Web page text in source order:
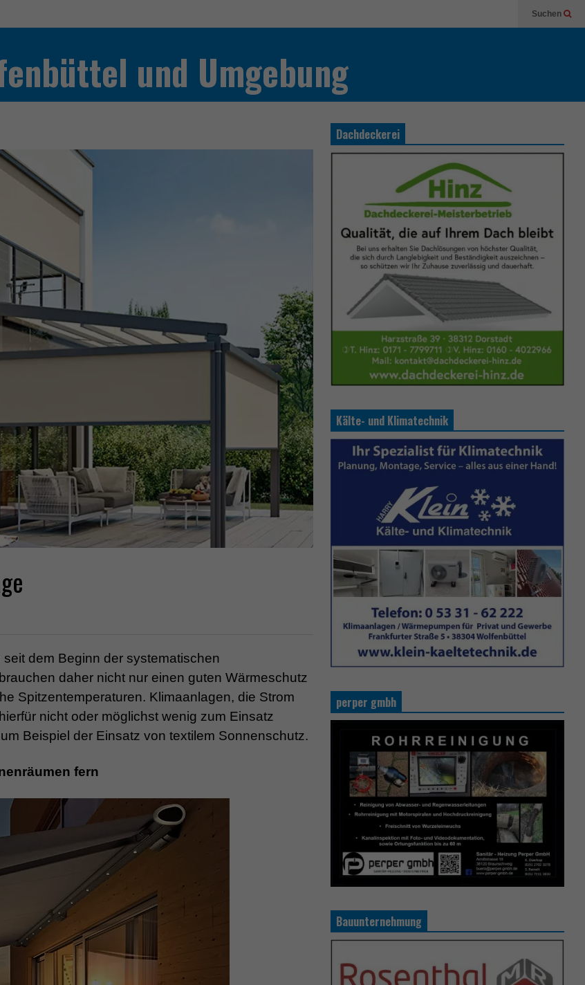
Suchen
und Umgebung
dem Beginn der systematischen
daher nicht nur einen guten Wärmeschutz
Spitzentemperaturen. Klimaanlagen, die Strom
nicht oder möglichst wenig zum Einsatz
Beispiel der Einsatz von textilem Sonnenschutz.
fern
Dachdeckerei
Kälte- und Klimatechnik
perper gmbh
Bauunternehmung